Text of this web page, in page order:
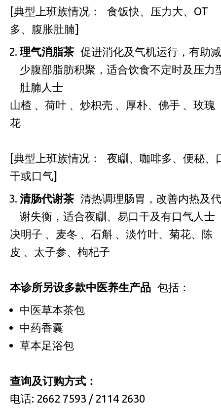
[典型上班族情况： 食饭快、压力大、OT
多、腹胀肚腩]
理气消脂茶 促进消化及气机运行，有助减
少腹部脂肪积聚，适合饮食不定时及压力
肚腩人士
山楂 、荷叶 、炒枳壳 、厚朴、佛手 、玫瑰
花
[典型上班族情况： 夜瞓、咖啡多、便秘、
干或口气]
清肠代谢茶 清热调理肠胃，改善内热及代
谢失衡，适合夜瞓、易口干及有口气人士
决明子 、麦冬 、石斛 、淡竹叶、菊花、陈
皮 、太子参、枸杞子
本诊所另设多款中医养生产品 包括：
中医草本茶包
中药香囊
草本足浴包
查询及订购方式：
电话: 2662 7593 / 2114 2630